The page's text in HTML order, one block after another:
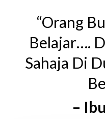
“Orang
Belajar….
Sahaja Di
–